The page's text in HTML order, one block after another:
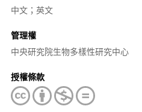
中文；英文
管理權
中央研究院生物多樣性研究中心
授權條款